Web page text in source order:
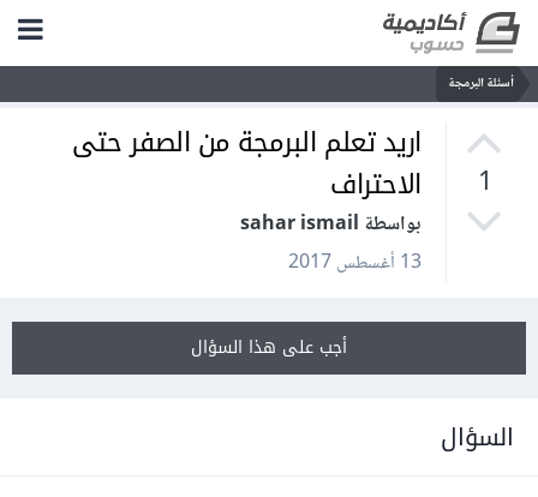
أسئلة البرمجة
1
اريد تعلم البرمجة من الصفر حتى
الاحتراف
بواسطة sahar ismail
13 أغسطس 2017
أجب على هذا السؤال
السؤال